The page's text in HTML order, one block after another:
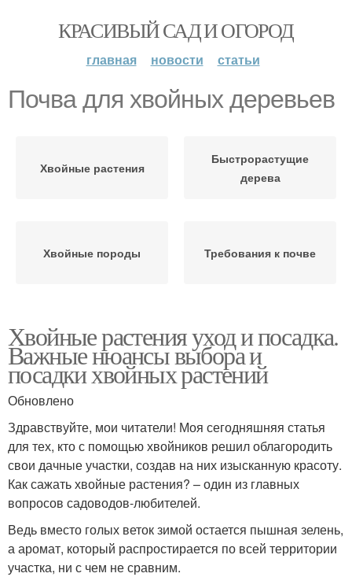
КРАСИВЫЙ САД И ОГОРОД
главная новости статьи
Почва для хвойных деревьев
Хвойные растения
Быстрорастущие
дерева
Хвойные породы Требования к почве
Хвойные растения уход и посадка.
Важные нюансы выбора и
посадки хвойных растений
Обновлено
Здравствуйте, мои читатели! Моя сегодняшняя статья
для тех, кто с помощью хвойников решил облагородить
свои дачные участки, создав на них изысканную красоту.
Как сажать хвойные растения? – один из главных
вопросов садоводов-любителей.
Ведь вместо голых веток зимой остается пышная зелень,
а аромат, который распростирается по всей территории
участка, ни с чем не сравним.